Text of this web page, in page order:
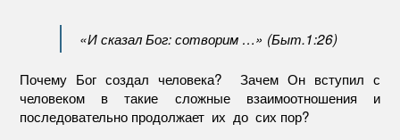
«И сказал Бог: сотворим …» (Быт.1:26)
Почему Бог создал человека? Зачем Он вступил с
человеком в такие сложные взаимоотношения и
последовательно продолжает их до сих пор?